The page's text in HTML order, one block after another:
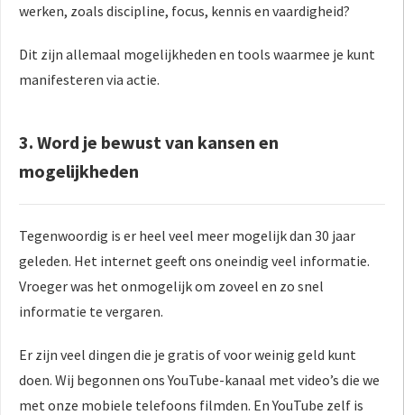
werken, zoals discipline, focus, kennis en vaardigheid?
Dit zijn allemaal mogelijkheden en tools waarmee je kunt
manifesteren via actie.
3. Word je bewust van kansen en
mogelijkheden
Tegenwoordig is er heel veel meer mogelijk dan 30 jaar
geleden. Het internet geeft ons oneindig veel informatie.
Vroeger was het onmogelijk om zoveel en zo snel
informatie te vergaren.
Er zijn veel dingen die je gratis of voor weinig geld kunt
doen. Wij begonnen ons YouTube-kanaal met video’s die we
met onze mobiele telefoons filmden. En YouTube zelf is